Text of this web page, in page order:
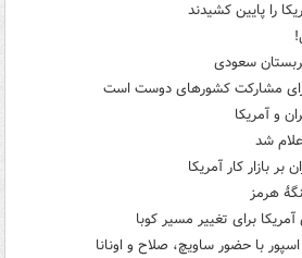
را پایین کشیدند
سعودی
مشارکت کشورهای دوست است
و آمریکا
شد
بازار کار آمریکا
هرمز
برای تغییر مسیر کوبا
با حضور ساویچ، صلاح و اونانا